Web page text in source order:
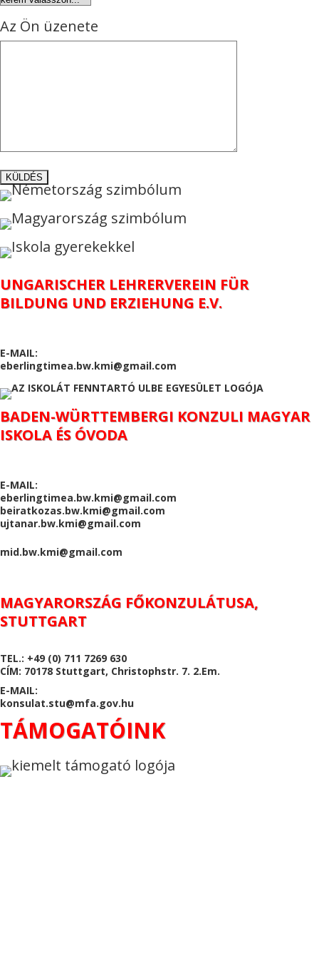
Az Ön üzenete
UNGARISCHER LEHRERVEREIN FÜR
BILDUNG UND ERZIEHUNG E.V.
E-MAIL:
eberlingtimea.bw.kmi@gmail.com
BADEN-WÜRTTEMBERGI KONZULI MAGYAR
ISKOLA ÉS ÓVODA
E-MAIL:
eberlingtimea.bw.kmi@gmail.com
beiratkozas.bw.kmi@gmail.com
ujtanar.bw.kmi@gmail.com
mid.bw.kmi@gmail.com
MAGYARORSZÁG FŐKONZULÁTUSA,
STUTTGART
TEL.: +49 (0) 711 7269 630
CÍM: 70178 Stuttgart, Christophstr. 7. 2.Em.
E-MAIL:
konsulat.stu@mfa.gov.hu
TÁMOGATÓINK